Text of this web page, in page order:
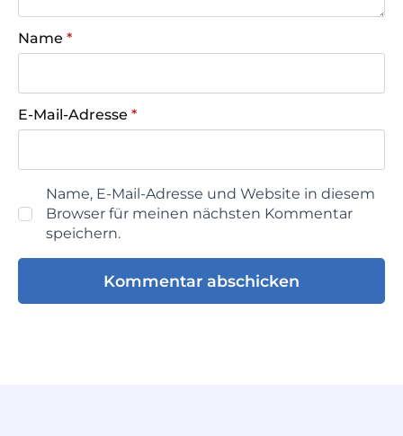
Name *
E-Mail-Adresse *
Name, E-Mail-Adresse und Website in diesem
Browser für meinen nächsten Kommentar
speichern.